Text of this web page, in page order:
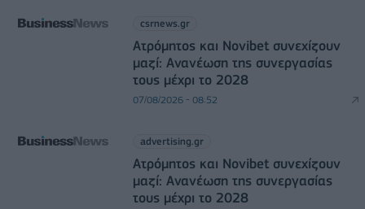
csrnews.gr
Ατρόμητος και Novibet συνεχίζουν
μαζί: Ανανέωση της συνεργασίας
τους μέχρι το 2028
07/08/2026 - 08:52
advertising.gr
Ατρόμητος και Novibet συνεχίζουν
μαζί: Ανανέωση της συνεργασίας
τους μέχρι το 2028